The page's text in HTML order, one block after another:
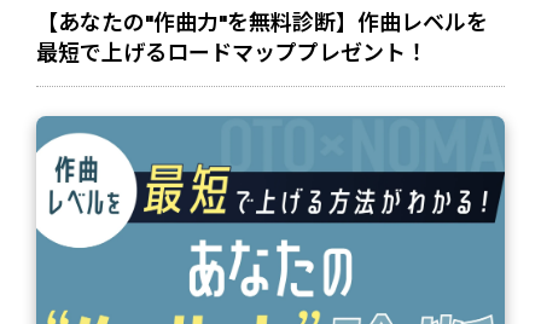
【あなたの"作曲力"を無料診断】作曲レベルを
最短で上げるロードマッププレゼント！